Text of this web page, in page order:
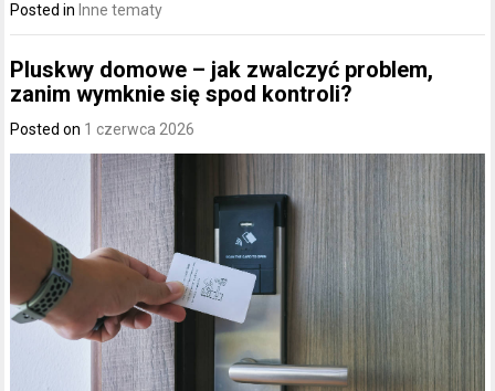
Posted in Inne tematy
Pluskwy domowe – jak zwalczyć problem,
zanim wymknie się spod kontroli?
Posted on 1 czerwca 2026